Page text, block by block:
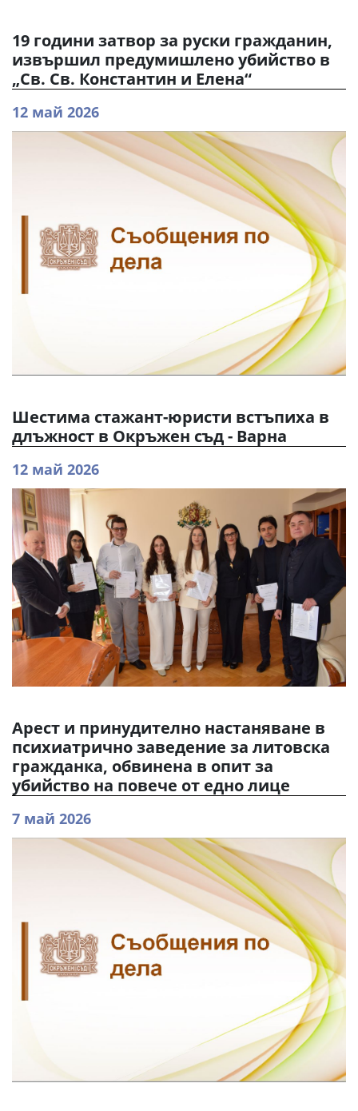
19 години затвор за руски гражданин,
извършил предумишлено убийство в
„Св. Св. Константин и Елена“
12 май 2026
Шестима стажант-юристи встъпиха в
длъжност в Окръжен съд - Варна
12 май 2026
Арест и принудително настаняване в
психиатрично заведение за литовска
гражданка, обвинена в опит за
убийство на повече от едно лице
7 май 2026